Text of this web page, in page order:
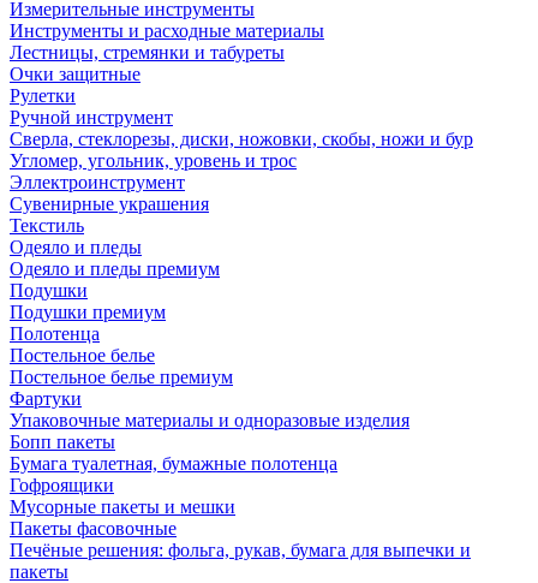
Измерительные инструменты
Инструменты и расходные материалы
Лестницы, стремянки и табуреты
Очки защитные
Рулетки
Ручной инструмент
Сверла, стеклорезы, диски, ножовки, скобы, ножи и бур
Угломер, угольник, уровень и трос
Эллектроинструмент
Сувенирные украшения
Текстиль
Одеяло и пледы
Одеяло и пледы премиум
Подушки
Подушки премиум
Полотенца
Постельное белье
Постельное белье премиум
Фартуки
Упаковочные материалы и одноразовые изделия
Бопп пакеты
Бумага туалетная, бумажные полотенца
Гофроящики
Мусорные пакеты и мешки
Пакеты фасовочные
Печёные решения: фольга, рукав, бумага для выпечки и
пакеты